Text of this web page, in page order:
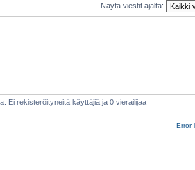
Näytä viestit ajalta:
Ei rekisteröityneitä käyttäjiä ja 0 vierailijaa
Error